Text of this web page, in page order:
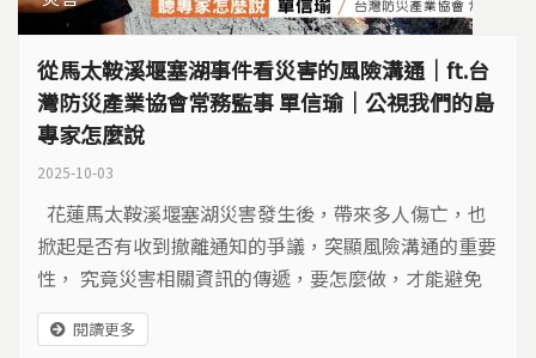
從馬太鞍溪堰塞湖事件看災害的風險溝通｜ft.台
灣防災產業協會常務監事 單信瑜｜公視我們的島
專家怎麼說
2025-10-03
花蓮馬太鞍溪堰塞湖災害發生後，帶來多人傷亡，也
掀起是否有收到撤離通知的爭議，突顯風險溝通的重要
性， 究竟災害相關資訊的傳遞，要怎麼做，才能避免
落差？如何加強風險教育與準備？我們的島邀請台灣防
災產業協會的常務監事單信瑜，來談談災害的風險溝
閱讀更多